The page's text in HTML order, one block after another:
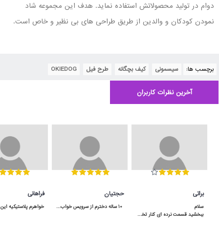
دوام در تولید محصولاتش استفاده نماید. هدف این مجموعه شاد
نمودن کودکان و والدین از طریق طراحی های بی نظیر و خاص است.
برچسب ها: سیسمونی کیف بچگانه طرح فیل OKIEDOG
آخرین نظرات کاربران
براتی
ببخشید قسمت نرده ای کنار تخت توسط لولا بالا پایین میشه یا ثابته؟سلام بالا پایین میشه
حجتیان
10 ساله دخترم از سرویس خواب آپادانا استفاده میکنه هنوووووز مثل روز اولشه محکم و عااالی
فراهانی